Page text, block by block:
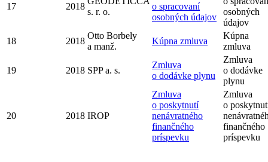
17 2018
s. r. o.
o spracovaní
osobných údajov
osobných
údajov
18
2018
Otto Borbely
a manž.
Kúpna zmluva
Kúpna
zmluva
19 2018 SPP a. s.
Zmluva
o dodávke plynu
Zmluva
o dodávke
plynu
20 2018 IROP
Zmluva
o poskytnutí
nenávratného
finančného
príspevku
Zmluva
o
finančného
príspevku